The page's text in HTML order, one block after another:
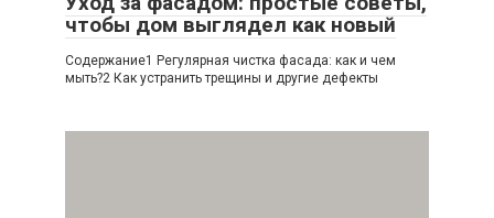
чтобы дом выглядел как новый
Содержание1 Регулярная чистка фасада: как и чем
мыть?2 Как устранить трещины и другие дефекты